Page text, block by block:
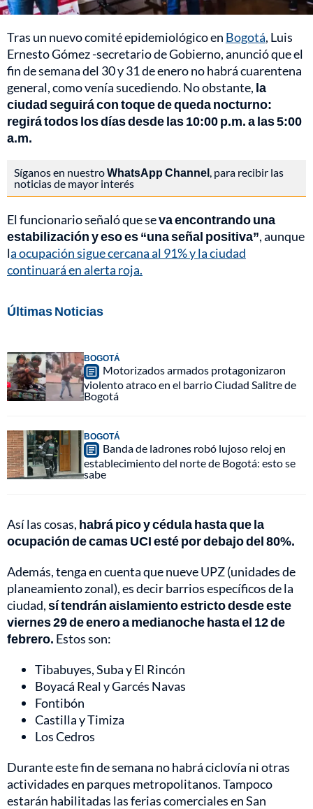
Tras un nuevo comité epidemiológico en Bogotá, Luis
Ernesto Gómez -secretario de Gobierno, anunció que el
fin de semana del 30 y 31 de enero no habrá cuarentena
general, como venía sucediendo. No obstante, la
ciudad seguirá con toque de queda nocturno:
regirá todos los días desde las 10:00 p.m. a las 5:00
a.m.
Síganos en nuestroWhatsApp Channel , para recibir las
noticias de mayor interés
El funcionario señaló que seva encontrando una
estabilización y eso es “una señal positiva”, aunque
la ocupación sigue cercana al 91% y la ciudad
continuará en alerta roja.
Últimas Noticias
BOGOTÁ
Motorizados armados protagonizaron
violento atraco en el barrio Ciudad Salitre de
Bogotá
BOGOTÁ
Banda de ladrones robó lujoso reloj en
establecimiento del norte de Bogotá: esto se
sabe
Así las cosas, habrá pico y cédula hasta que la
ocupación de camas UCI esté por debajo del 80%.
Además, tenga en cuenta que nueve UPZ (unidades de
planeamiento zonal), es decir barrios específicos de la
ciudad,sí tendrán aislamiento estricto desde este
viernes 29 de enero a medianoche hasta el 12 de
febrero. Estos son:
Tibabuyes, Suba y El Rincón
Boyacá Real y Garcés Navas
Fontibón
Castilla y Timiza
Los Cedros
Durante este fin de semana no habrá ciclovía ni otras
actividades en parques metropolitanos. Tampoco
estarán habilitadas las ferias comerciales en San